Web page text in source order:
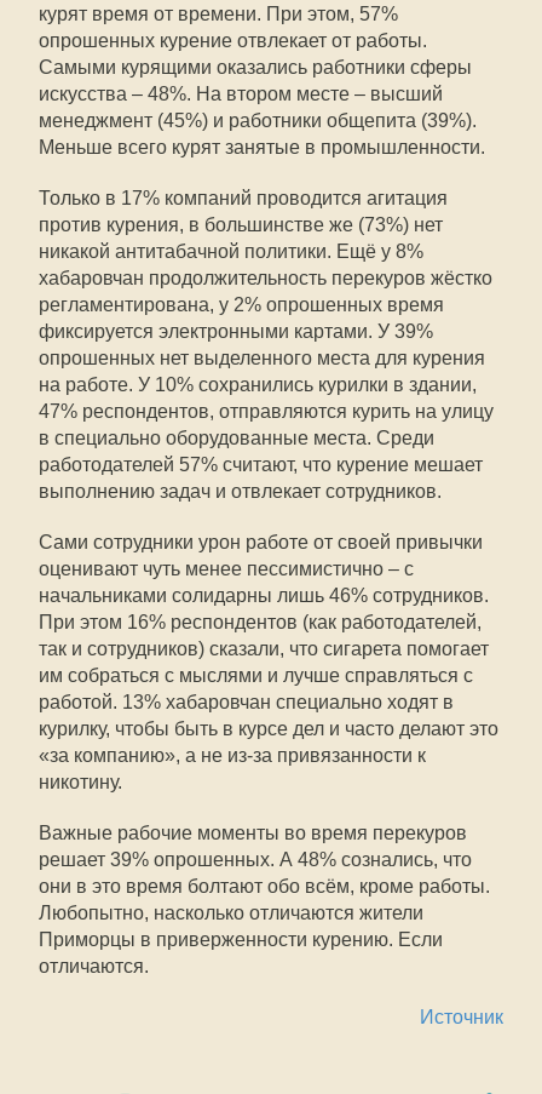
курят время от времени. При этом, 57%
опрошенных курение отвлекает от работы.
Самыми курящими оказались работники сферы
искусства – 48%. На втором месте – высший
менеджмент (45%) и работники общепита (39%).
Меньше всего курят занятые в промышленности.
Только в 17% компаний проводится агитация
против курения, в большинстве же (73%) нет
никакой антитабачной политики. Ещё у 8%
хабаровчан продолжительность перекуров жёстко
регламентирована, у 2% опрошенных время
фиксируется электронными картами. У 39%
опрошенных нет выделенного места для курения
на работе. У 10% сохранились курилки в здании,
47% респондентов, отправляются курить на улицу
в специально оборудованные места. Среди
работодателей 57% считают, что курение мешает
выполнению задач и отвлекает сотрудников.
Сами сотрудники урон работе от своей привычки
оценивают чуть менее пессимистично – с
начальниками солидарны лишь 46% сотрудников.
При этом 16% респондентов (как работодателей,
так и сотрудников) сказали, что сигарета помогает
им собраться с мыслями и лучше справляться с
работой. 13% хабаровчан специально ходят в
курилку, чтобы быть в курсе дел и часто делают это
«за компанию», а не из-за привязанности к
никотину.
Важные рабочие моменты во время перекуров
решает 39% опрошенных. А 48% сознались, что
они в это время болтают обо всём, кроме работы.
Любопытно, насколько отличаются жители
Приморцы в приверженности курению. Если
отличаются.
Источник